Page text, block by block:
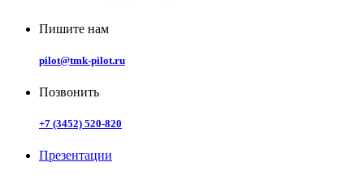
Пишите нам
pilot@tmk-pilot.ru
Позвонить
+7 (3452) 520-820
Презентации